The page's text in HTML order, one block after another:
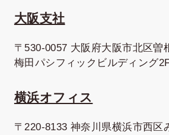
大阪支社
〒530-0057 大阪府大阪市北区曽
梅田パシフィックビルディング
横浜オフィス
〒220-8133 神奈川県横浜市西区